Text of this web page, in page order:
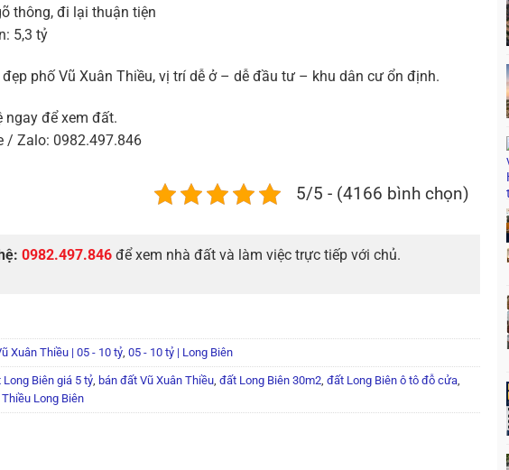
thông, đi lại thuận tiện
5,3 tỷ
phố Vũ Xuân Thiều, vị trí dễ ở – dễ đầu tư – khu dân cư ổn định.
ngay để xem đất.
Zalo: 0982.497.846
5/5 - (4166 bình chọn)
0982.497.846 để xem nhà đất và làm việc trực tiếp với chủ.
Xuân Thiều | 05 - 10 tỷ,05 - 10 tỷ | Long Biên
Long Biên giá 5 tỷ, bán đất Vũ Xuân Thiều,đất Long Biên 30m2,đất Long Biên ô tô đỗ cửa,
Long Biên